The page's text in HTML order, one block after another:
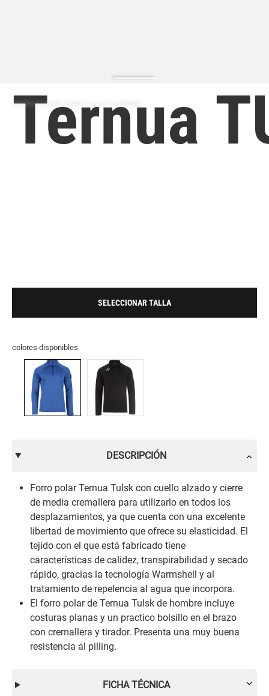
ZAPATILLA MODA | ZAPATILLA MODA HOMBRE
Ternua
SELECCIONAR TALLA
colores disponibles
DESCRIPCIÓN
Forro polar Ternua Tulsk con cuello alzado y cierre
de media cremallera para utilizarlo en todos los
desplazamientos, ya que cuenta con una excelente
libertad de movimiento que ofrece su elasticidad. El
tejido con el que está fabricado tiene
características de calidez, transpirabilidad y secado
rápido, gracias la tecnología Warmshell y al
tratamiento de repelencia al agua que incorpora.
El forro polar de Ternua Tulsk de hombre incluye
costuras planas y un practico bolsillo en el brazo
con cremallera y tirador. Presenta una muy buena
resistencia al pilling.
FICHA TÉCNICA